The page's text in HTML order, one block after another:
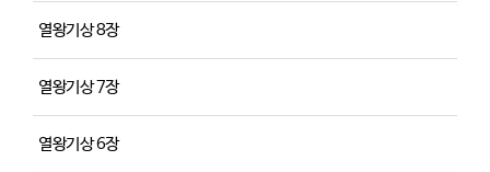
열왕기상 8장
열왕기상 7장
열왕기상 6장